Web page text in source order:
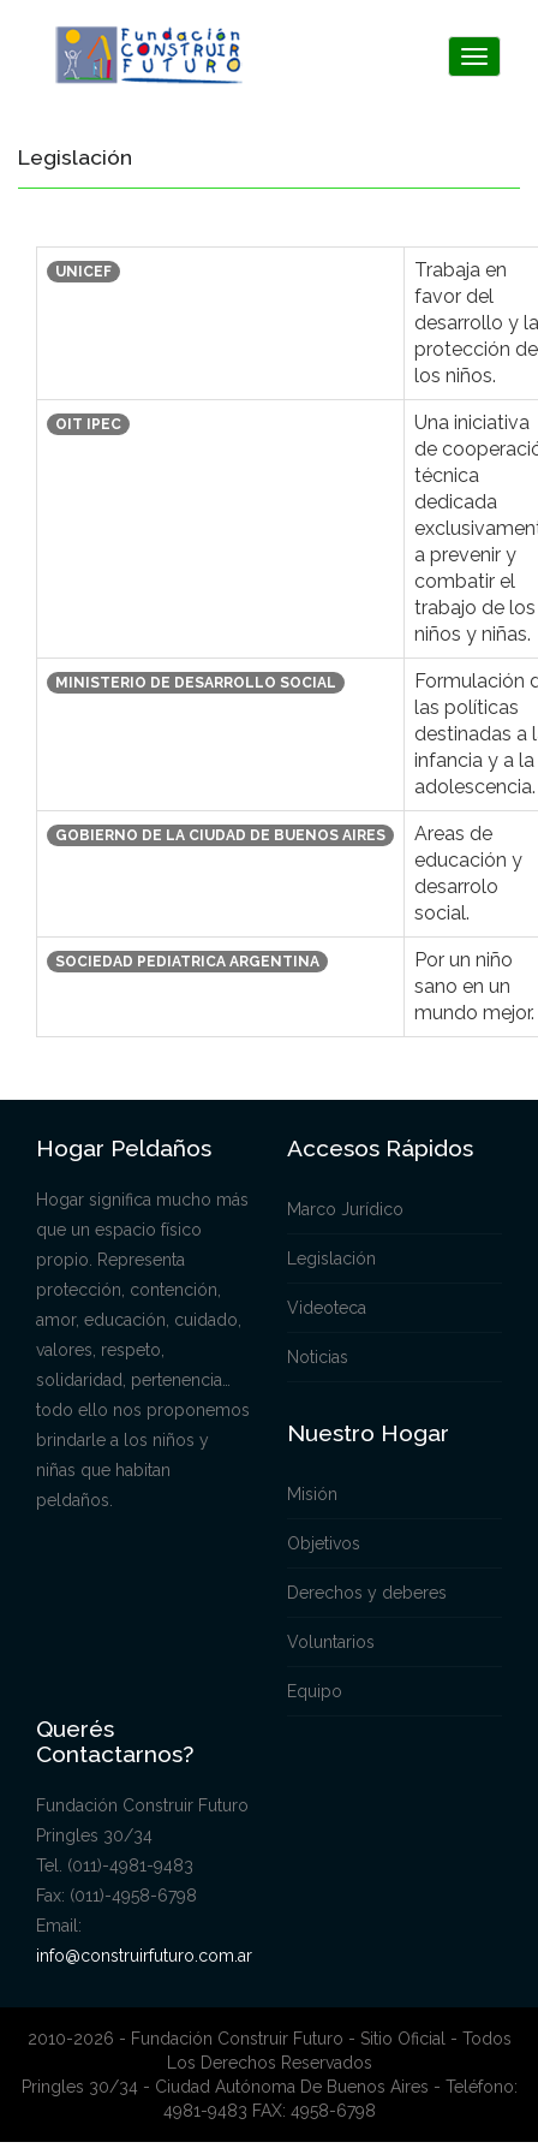
Toggle
Legislación
UNICEF
Trabaja en
favor del
desarrollo y la
protección de
los niños.
OIT IPEC
Una iniciativa
de
técnica
dedicada
a prevenir y
combatir el
trabajo de los
niños y niñas.
MINISTERIO DE DESARROLLO SOCIAL
Formulación
las políticas
destinadas a
infancia y a la
adolescencia.
GOBIERNO DE LA CIUDAD DE BUENOS AIRES
Areas de
educación y
desarrolo
social.
SOCIEDAD PEDIATRICA ARGENTINA
Por un niño
sano en un
mundo mejor.
Hogar Peldaños
Hogar significa mucho más
que un espacio físico
propio. Representa
protección, contención,
amor, educación, cuidado,
valores, respeto,
solidaridad, pertenencia…
todo ello nos proponemos
brindarle a los niños y
niñas que habitan
peldaños.
Accesos Rápidos
Marco Jurídico
Legislación
Videoteca
Noticias
Nuestro Hogar
Misión
Objetivos
Derechos y deberes
Voluntarios
Equipo
Querés
Contactarnos?
Fundación Construir Futuro
Pringles 30/34
Tel. (011)-4981-9483
Fax: (011)-4958-6798
Email:
info@construirfuturo.com.ar
2010-2026 - Fundación Construir Futuro - Sitio Oficial - Todos
Los Derechos Reservados
Pringles 30/34 - Ciudad Autónoma De Buenos Aires - Teléfono:
4981-9483 FAX: 4958-6798